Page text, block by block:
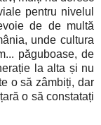
pentru nivelul
de de multă
unde cultura
păguboase, de
la alta și nu
o să zâmbiți, dar
o să constatați